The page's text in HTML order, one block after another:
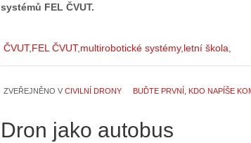
systémů FEL ČVUT.
ČVUT FEL ČVUT multirobotické systémy letní škola
ZVEŘEJNĚNO V CIVILNÍ DRONY BUĎTE PRVNÍ, KDO NAPÍŠE
Dron jako autobus